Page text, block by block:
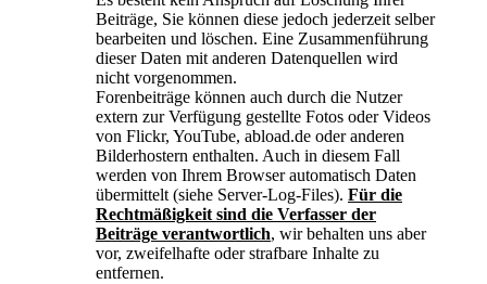
Beiträge, Sie können diese jedoch jederzeit selber
bearbeiten und löschen. Eine Zusammenführung
dieser Daten mit anderen Datenquellen wird
nicht vorgenommen.
Forenbeiträge können auch durch die Nutzer
extern zur Verfügung gestellte Fotos oder Videos
von Flickr, YouTube, abload.de oder anderen
Bilderhostern enthalten. Auch in diesem Fall
werden von Ihrem Browser automatisch Daten
übermittelt (siehe Server-Log-Files). Für die
Rechtmäßigkeit sind die Verfasser der
Beiträge verantwortlich, wir behalten uns aber
vor, zweifelhafte oder strafbare Inhalte zu
entfernen.